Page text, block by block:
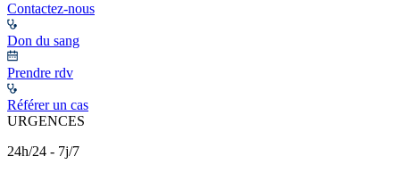
Contactez-nous
Don du sang
Prendre rdv
Référer un cas
URGENCES
24h/24 - 7j/7